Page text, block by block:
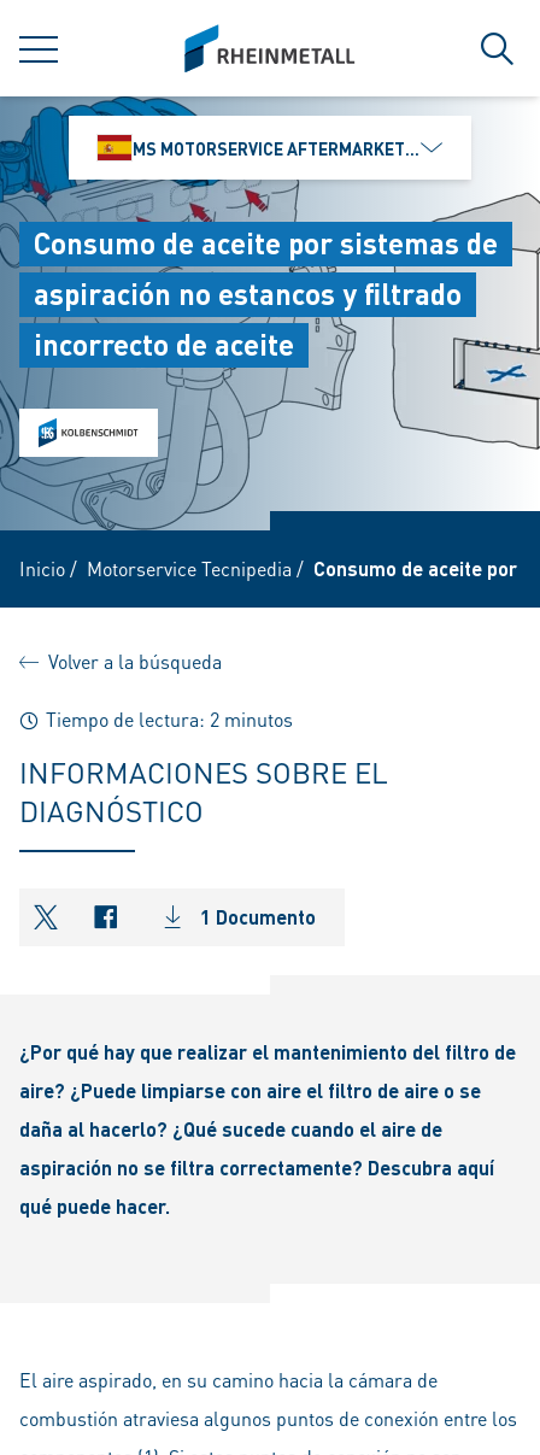
MENÚ
siteLogo
MS MOTORSERVICE AFTERMARKET IBÉRICA, S.L
Consumo de aceite por sistemas de
aspiración no estancos y filtrado
incorrecto de aceite
Inicio/ Motorservice Tecnipedia / Consumo de aceite por
Volver a la búsqueda
Tiempo de lectura: 2 minutos
INFORMACIONES SOBRE EL
DIAGNÓSTICO
shareOntwitter
shareOnfacebook
1 Documento
¿Por qué hay que realizar el mantenimiento del filtro de
aire? ¿Puede limpiarse con aire el filtro de aire o se
daña al hacerlo? ¿Qué sucede cuando el aire de
aspiración no se filtra correctamente? Descubra aquí
qué puede hacer.
El aire aspirado, en su camino hacia la cámara de
combustión atraviesa algunos puntos de conexión entre los